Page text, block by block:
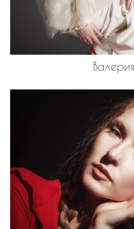
Валерия